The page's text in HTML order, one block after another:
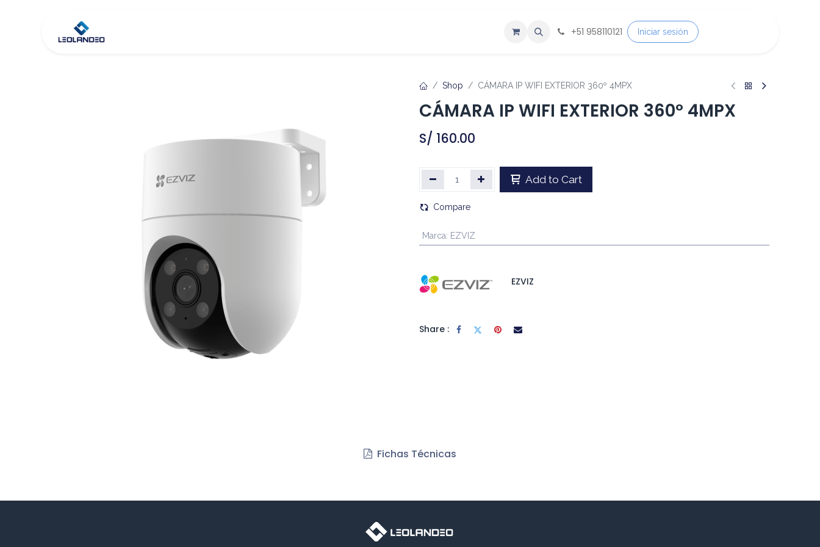
+51 958110121 Iniciar sesión
Shop CÁMARA IP WIFI EXTERIOR 360º 4MPX
CÁMARA IP WIFI EXTERIOR 360º 4MPX
S/ 160.00
Add to Cart
Compare
Marca: EZVIZ
EZVIZ
Share :
Fichas Técnicas